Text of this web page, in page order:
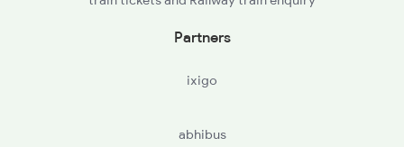
Partners
ixigo
abhibus